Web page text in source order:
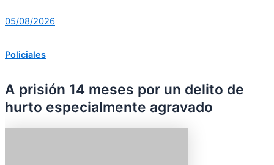
05/08/2026
Policiales
A prisión 14 meses por un delito de
hurto especialmente agravado